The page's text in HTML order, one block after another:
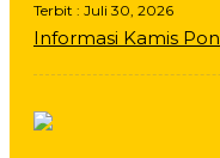
Terbit : Juli 30, 2026
Informasi Kamis Pon